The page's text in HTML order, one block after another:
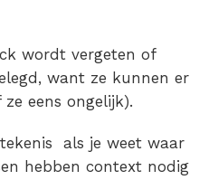
wordt vergeten of
want ze kunnen er
eens ongelijk).
als je weet waar
hebben context nodig